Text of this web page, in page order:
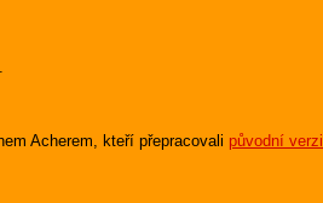
Acherem, kteří přepracovali původní verzi